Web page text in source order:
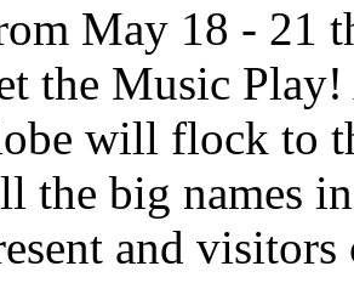
May 18 - 21
the Music
will flock to
the big names
and visitors